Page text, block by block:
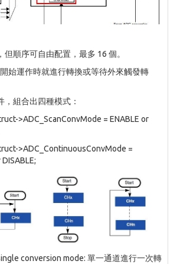
但順序可自由配置，最多 16 個。
始運作時就進行轉換或等待外來觸發轉
，組合出四種模式：
>ADC_ScanConvMode = ENABLE or
>ADC_ContinuousConvMode =
conversion mode: 單一通道進行一次轉